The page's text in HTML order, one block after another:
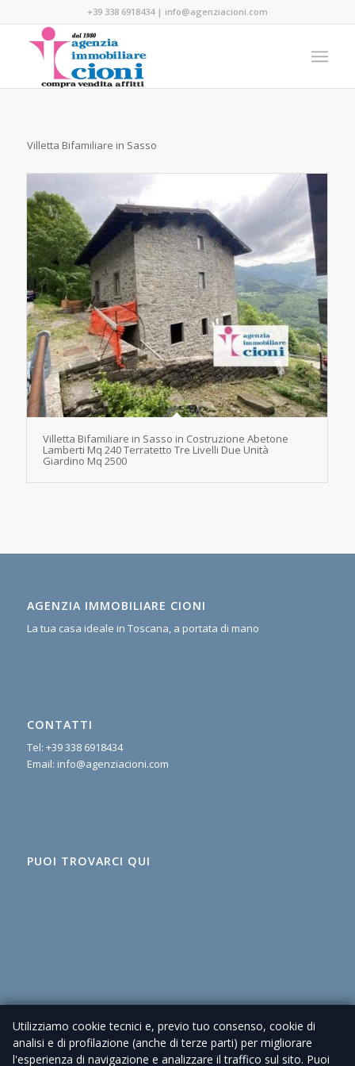
+39 338 6918434| info@agenziacioni.com
Villetta Bifamiliare in Sasso
Villetta Bifamiliare in Sasso in Costruzione Abetone
Lamberti Mq 240 Terratetto Tre Livelli Due Unità
Giardino Mq 2500
AGENZIA IMMOBILIARE CIONI
La tua casa ideale in Toscana, a portata di mano
CONTATTI
Tel: +39 338 6918434
Email: info@agenziacioni.com
PUOI TROVARCI QUI
Utilizziamo cookie tecnici e, previo tuo consenso, cookie di
analisi e di profilazione (anche di terze parti) per migliorare
l'esperienza di navigazione e analizzare il traffico sul sito. Puoi